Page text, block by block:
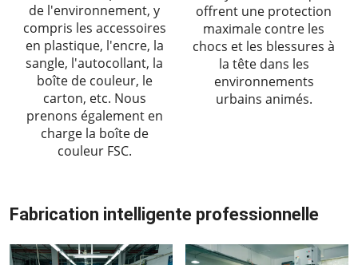
de l'environnement, y
compris les accessoires
en plastique, l'encre, la
sangle, l'autocollant, la
boîte de couleur, le
carton, etc. Nous
prenons également en
charge la boîte de
couleur FSC.
offrent une protection
maximale contre les
chocs et les blessures à
la tête dans les
environnements
urbains animés.
Fabrication intelligente professionnelle